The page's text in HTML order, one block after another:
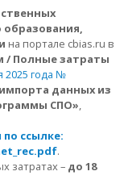
на портале cbias.ru в
/ Полные затраты
2025 года №
данных из
СПО»
ссылке:
.
затратах – до 18